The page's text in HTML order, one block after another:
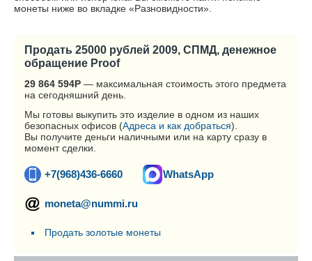
монеты ниже во вкладке «Разновидности».
Продать 25000 рублей 2009, СПМД, денежное
обращение Proof
29 864 594Р — максимальная стоимость этого предмета
на сегодняшний день.
Мы готовы выкупить это изделие в одном из наших
безопасных офисов (Адреса и как добраться).
Вы получите деньги наличными или на карту сразу в
момент сделки.
+7(968)436-6660 WhatsApp
moneta@nummi.ru
Продать золотые монеты